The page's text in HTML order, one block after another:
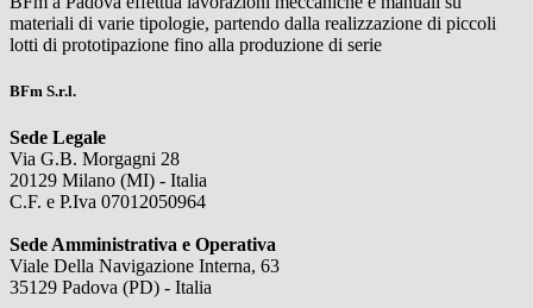
materiali di varie tipologie, partendo dalla realizzazione di piccoli
lotti di prototipazione fino alla produzione di serie
BFm S.r.l.
Sede Legale
Via G.B. Morgagni 28
20129 Milano (MI) - Italia
C.F. e P.Iva 07012050964
Sede Amministrativa e Operativa
Viale Della Navigazione Interna, 63
35129 Padova (PD) - Italia